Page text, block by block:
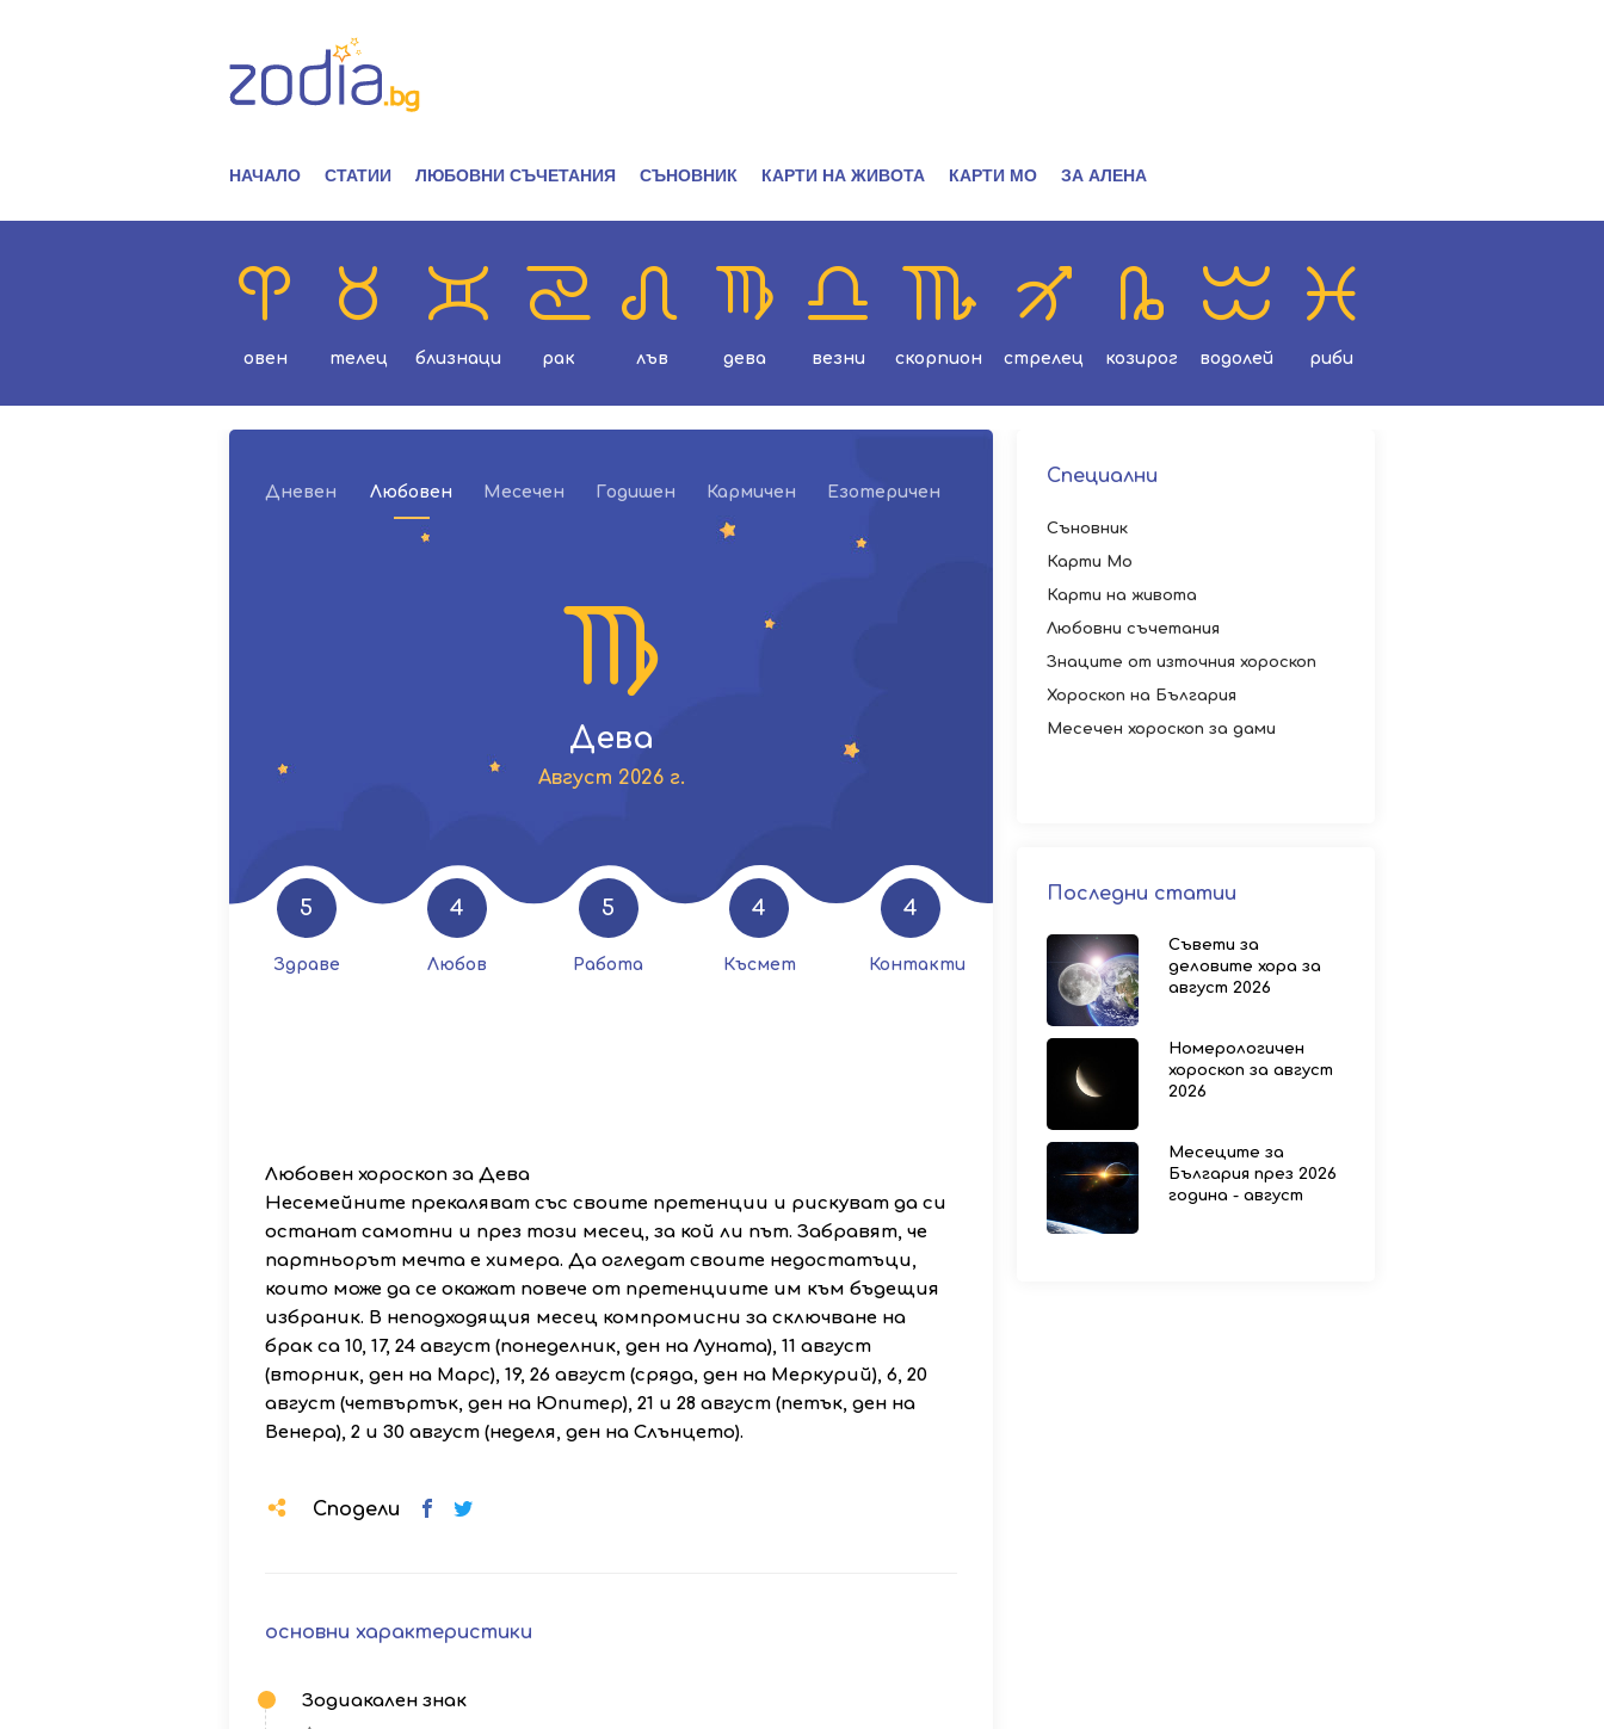
НАЧАЛО СТАТИИ ЛЮБОВНИ СЪЧЕТАНИЯ СЪНОВНИК КАРТИ НА ЖИВОТА КАРТИ МО ЗА АЛЕНА
овен телец близнаци рак лъв дева везни скорпион стрелец козирог водолей риби
Дневен Любовен Месечен Годишен Кармичен Езотеричен
Дева
Август 2026 г.
5
Здраве
4
Любов
5
Работа
4
Късмет
4
Контакти
Любовен хороскоп за Дева
Несемейните прекаляват със своите претенции и рискуват да си
останат самотни и през този месец, за кой ли път. Забравят, че
партньорът мечта е химера. Да огледат своите недостатъци,
които може да се окажат повече от претенциите им към бъдещия
избраник. В неподходящия месец компромисни за сключване на
брак са 10, 17, 24 август (понеделник, ден на Луната), 11 август
(вторник, ден на Марс), 19, 26 август (сряда, ден на Меркурий), 6, 20
август (четвъртък, ден на Юпитер), 21 и 28 август (петък, ден на
Венера), 2 и 30 август (неделя, ден на Слънцето).
Сподели
основни характеристики
Зодиакален знак
Специални
Съновник
Карти Мо
Карти на живота
Любовни съчетания
Знаците от източния хороскоп
Хороскоп на България
Месечен хороскоп за дами
Последни статии
Съвети за
деловите хора за
август 2026
Номерологичен
хороскоп за август
2026
Месеците за
България през 2026
година - август